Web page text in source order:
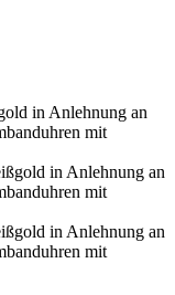
in Anlehnung an
mit